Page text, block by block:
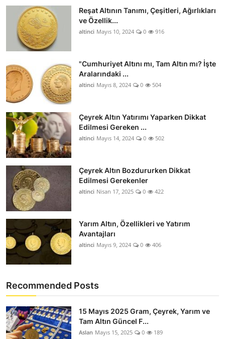
Reşat Altının Tanımı, Çeşitleri, Ağırlıkları
ve Özellik...
altinci Mayıs 10, 2024 0 916
"Cumhuriyet Altını mı, Tam Altın mı? İşte
Aralarındaki ...
altinci Mayıs 8, 2024 0 504
Çeyrek Altın Yatırımı Yaparken Dikkat
Edilmesi Gereken ...
altinci Mayıs 14, 2024 0 502
Çeyrek Altın Bozdururken Dikkat
Edilmesi Gerekenler
altinci Nisan 17, 2025 0 422
Yarım Altın, Özellikleri ve Yatırım
Avantajları
altinci Mayıs 9, 2024 0 406
Recommended Posts
15 Mayıs 2025 Gram, Çeyrek, Yarım ve
Tam Altın Güncel F...
Aslan Mayıs 15, 2025 0 189